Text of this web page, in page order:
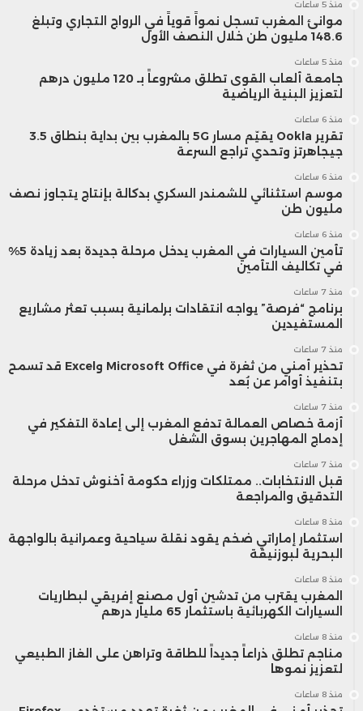
منذ 5 ساعات
موانئ المغرب تسجل نمواً قوياً في الرواج التجاري وتبلغ
148.6 مليون طن خلال النصف الأول
منذ 5 ساعات
جامعة ألعاب القوى تطلق مشروعاً بـ 120 مليون درهم
لتعزيز البنية الرياضية
منذ 6 ساعات
تقرير Ookla يقيّم مسار 5G بالمغرب بين بداية بنطاق 3.5
جيجاهرتز وتحدي تراجع السرعة
منذ 6 ساعات
موسم استثنائي للشمندر السكري بدكالة بإنتاج يتجاوز نصف
مليون طن
منذ 6 ساعات
تأمين السيارات في المغرب يدخل مرحلة جديدة بعد زيادة 5%
في تكاليف التأمين
منذ 7 ساعات
برنامج “فرصة” يواجه انتقادات برلمانية بسبب تعثر مشاريع
المستفيدين
منذ 7 ساعات
تحذير أمني من ثغرة في Microsoft Office وExcel قد تسمح
بتنفيذ أوامر عن بُعد
منذ 7 ساعات
أزمة خصاص العمالة تدفع المغرب إلى إعادة التفكير في
إدماج المهاجرين بسوق الشغل
منذ 7 ساعات
قبل الانتخابات.. ممتلكات وزراء حكومة أخنوش تدخل مرحلة
التدقيق والمراجعة
منذ 8 ساعات
استثمار إماراتي ضخم يقود نقلة سياحية وعمرانية بالواجهة
البحرية لبوزنيقة
منذ 8 ساعات
المغرب يقترب من تدشين أول مصنع إفريقي لبطاريات
السيارات الكهربائية باستثمار 65 مليار درهم
منذ 8 ساعات
مناجم تطلق ذراعاً جديداً للطاقة وتراهن على الغاز الطبيعي
لتعزيز نموها
منذ 8 ساعات